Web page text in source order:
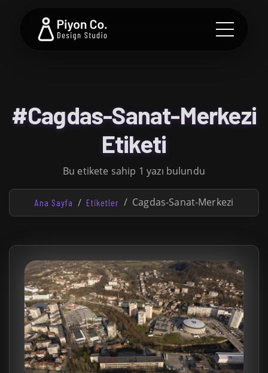
#Cagdas-Sanat-Merkezi
Etiketi
Bu etikete sahip 1 yazı bulundu
Ana Sayfa Etiketler Cagdas-Sanat-Merkezi